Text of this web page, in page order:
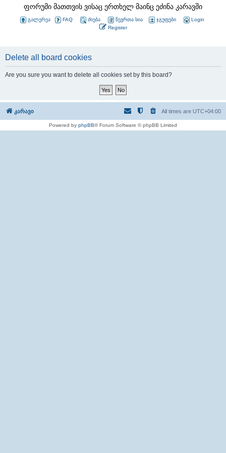
ფორუმი მათთვის ვისაც ერთხელ მაინც ეძინა კარავში
გალერეა FAQ ძიება წევრთა სია ჯგუფები
Login
Register
Delete all board cookies
Are you sure you want to delete all cookies set by this board?
კარავი All times are UTC+04:00
Powered by phpBB® Forum Software © phpBB Limited